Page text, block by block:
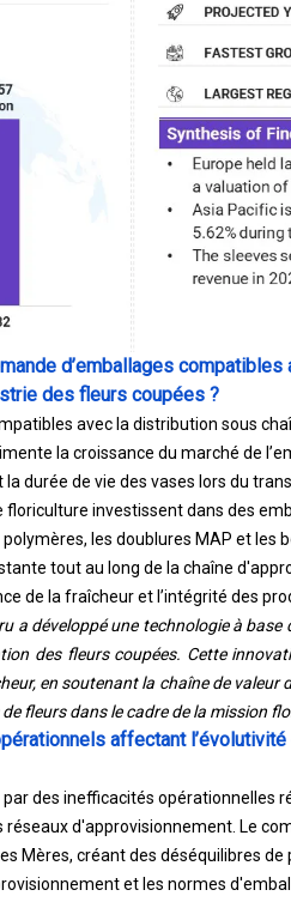
d’emballages
des fleurs coupées ?
avec la distribution sous
la croissance du marché de
durée de vie des vases lors du
investissent dans des
les doublures MAP et les
tout au long de la chaîne
de la fraîcheur et l’intégrité des
a développé une technologie à
des fleurs coupées. Cette
en soutenant la chaîne de
fleurs dans le cadre de la mission
affectant
des inefficacités opérationnelles
d'approvisionnement. Le
Mères, créant des déséquilibres de
et les normes